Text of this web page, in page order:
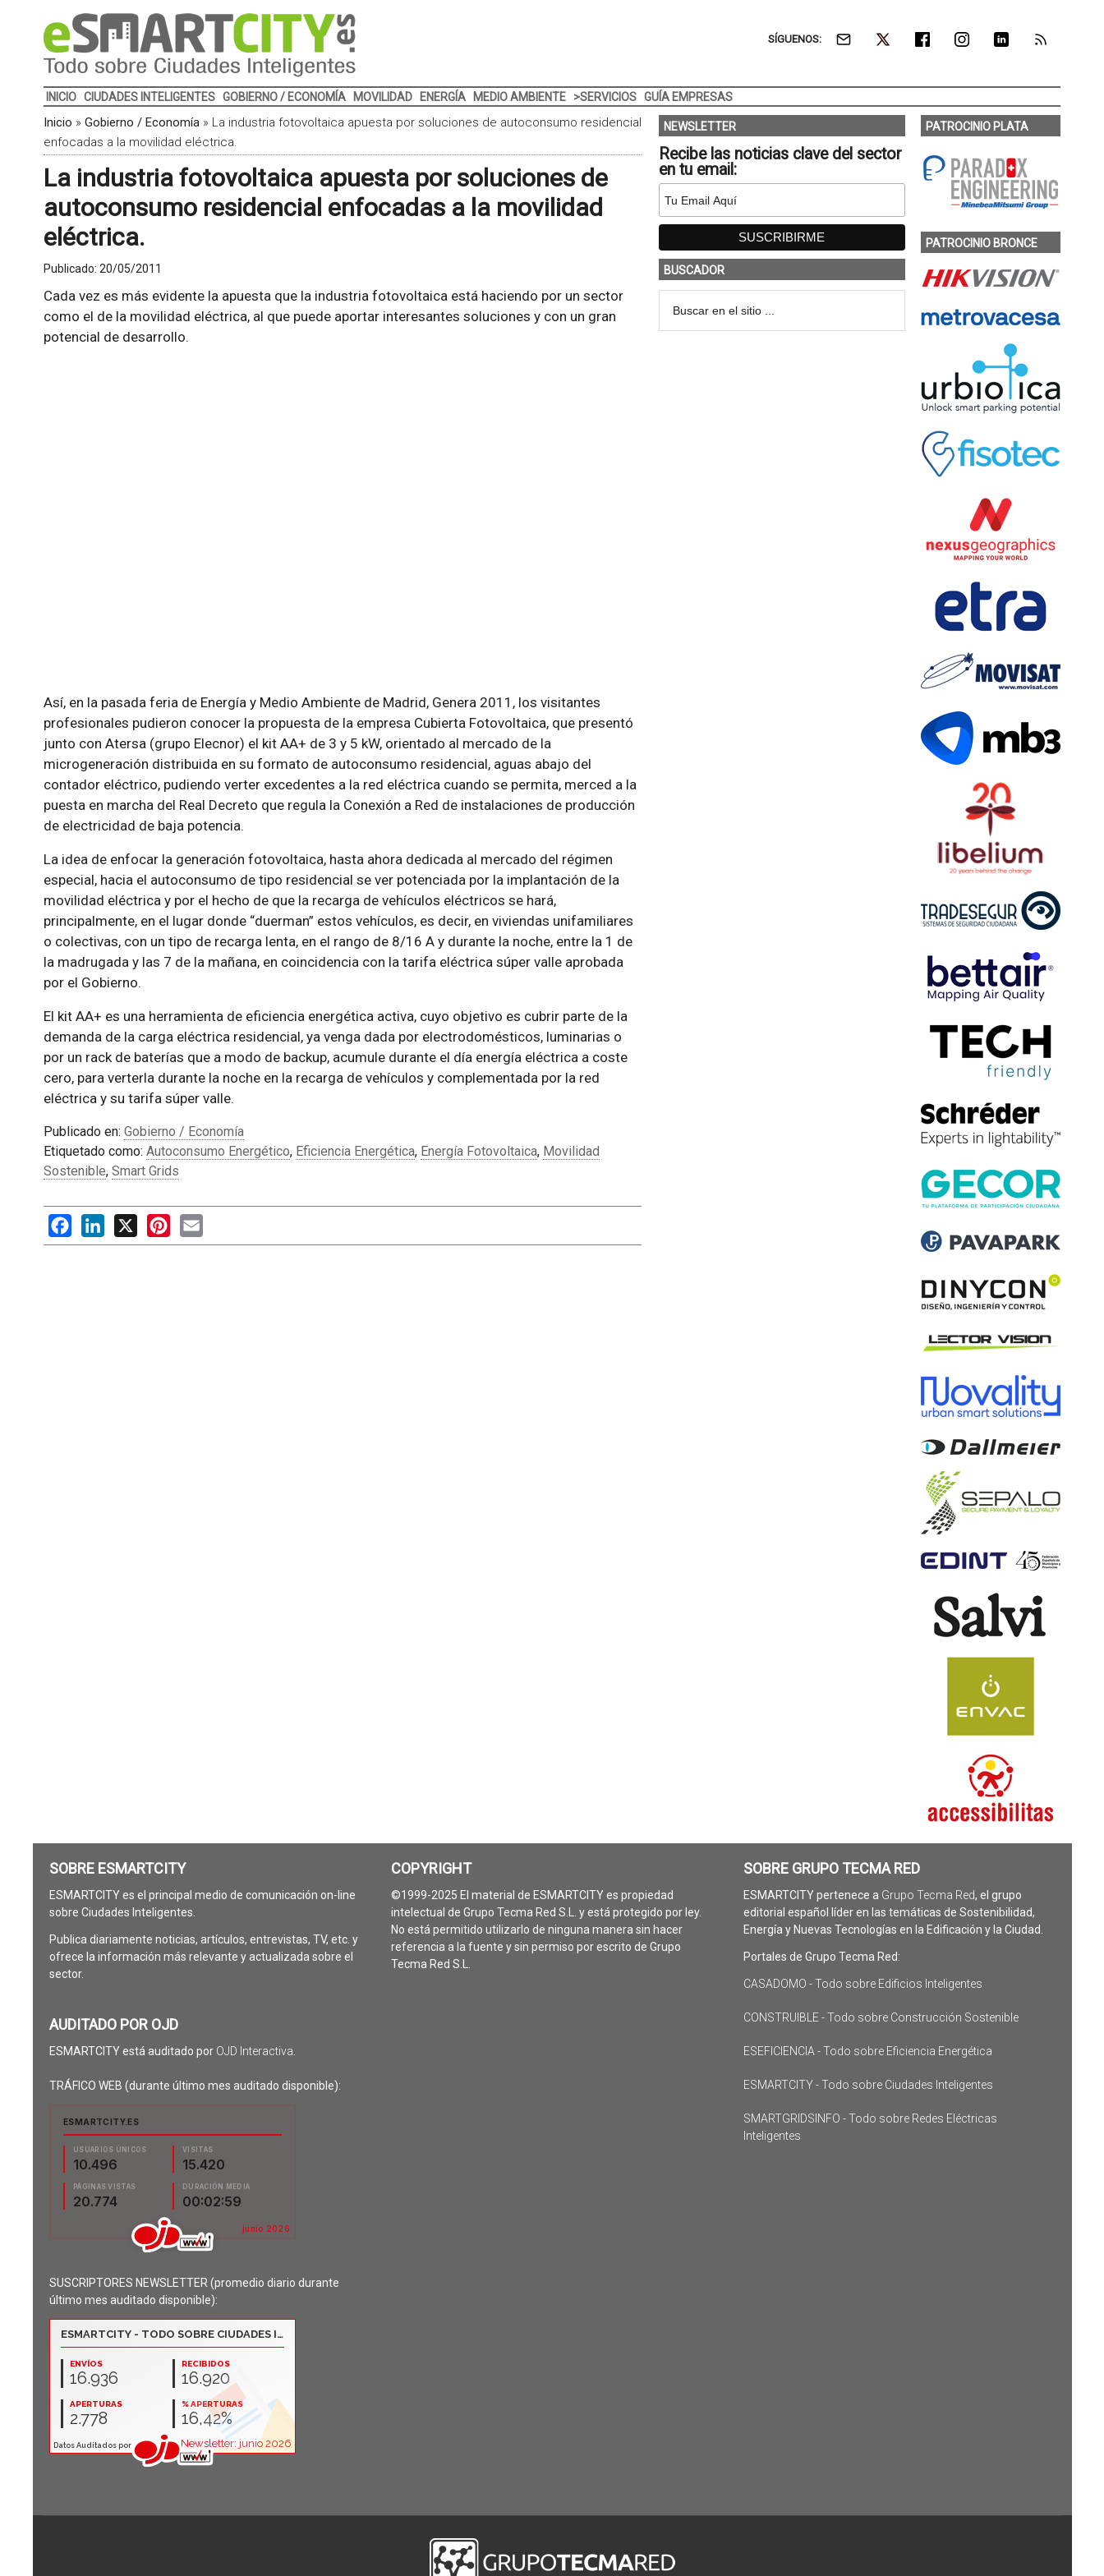
SÍGUENOS:
INICIO CIUDADES INTELIGENTES GOBIERNO / ECONOMÍA MOVILIDAD ENERGÍA MEDIO AMBIENTE >SERVICIOS GUÍA EMPRESAS
Inicio » Gobierno / Economía» La industria fotovoltaica apuesta por soluciones de autoconsumo residencial
enfocadas a la movilidad eléctrica.
La industria fotovoltaica apuesta por soluciones de
autoconsumo residencial enfocadas a la movilidad
eléctrica.
Publicado: 20/05/2011
Cada vez es más evidente la apuesta que la industria fotovoltaica está haciendo por un sector
como el de la movilidad eléctrica, al que puede aportar interesantes soluciones y con un gran
potencial de desarrollo.
Así, en la pasada feria de Energía y Medio Ambiente de Madrid, Genera 2011, los visitantes
profesionales pudieron conocer la propuesta de la empresa Cubierta Fotovoltaica, que presentó
junto con Atersa (grupo Elecnor) el kit AA+ de 3 y 5 kW, orientado al mercado de la
microgeneración distribuida en su formato de autoconsumo residencial, aguas abajo del
contador eléctrico, pudiendo verter excedentes a la red eléctrica cuando se permita, merced a la
puesta en marcha del Real Decreto que regula la Conexión a Red de instalaciones de producción
de electricidad de baja potencia.
La idea de enfocar la generación fotovoltaica, hasta ahora dedicada al mercado del régimen
especial, hacia el autoconsumo de tipo residencial se ver potenciada por la implantación de la
movilidad eléctrica y por el hecho de que la recarga de vehículos eléctricos se hará,
principalmente, en el lugar donde “duerman” estos vehículos, es decir, en viviendas unifamiliares
o colectivas, con un tipo de recarga lenta, en el rango de 8/16 A y durante la noche, entre la 1 de
la madrugada y las 7 de la mañana, en coincidencia con la tarifa eléctrica súper valle aprobada
por el Gobierno.
El kit AA+ es una herramienta de eficiencia energética activa, cuyo objetivo es cubrir parte de la
demanda de la carga eléctrica residencial, ya venga dada por electrodomésticos, luminarias o
por un rack de baterías que a modo de backup, acumule durante el día energía eléctrica a coste
cero, para verterla durante la noche en la recarga de vehículos y complementada por la red
eléctrica y su tarifa súper valle.
Publicado en: Gobierno / Economía
Etiquetado como: Autoconsumo Energético, Eficiencia Energética, Energía Fotovoltaica, Movilidad
Sostenible, Smart Grids
FacebookLinkedIn
X PinterestEmail
NEWSLETTER
Recibe las noticias clave del sector
en tu email:
BUSCADOR
PATROCINIO PLATA
PATROCINIO BRONCE
SOBRE ESMARTCITY
ESMARTCITY es el principal medio de comunicación on-line
sobre Ciudades Inteligentes.
Publica diariamente noticias, artículos, entrevistas, TV, etc. y
ofrece la información más relevante y actualizada sobre el
sector.
AUDITADO POR OJD
ESMARTCITY está auditado por OJD Interactiva
TRÁFICO WEB (durante último mes auditado disponible):
SUSCRIPTORES NEWSLETTER (promedio diario durante
último mes auditado disponible):
COPYRIGHT
©1999-2025 El material de ESMARTCITY es propiedad
intelectual de Grupo Tecma Red S.L. y está protegido por ley.
No está permitido utilizarlo de ninguna manera sin hacer
referencia a la fuente y sin permiso por escrito de Grupo
Tecma Red S.L.
SOBRE GRUPO TECMA RED
ESMARTCITY pertenece a Grupo Tecma Red, el grupo
editorial español líder en las temáticas de Sostenibilidad,
Energía y Nuevas Tecnologías en la Edificación y la Ciudad.
Portales de Grupo Tecma Red:
CASADOMO - Todo sobre Edificios Inteligentes
CONSTRUIBLE - Todo sobre Construcción Sostenible
ESEFICIENCIA - Todo sobre Eficiencia Energética
ESMARTCITY - Todo sobre Ciudades Inteligentes
SMARTGRIDSINFO - Todo sobre Redes Eléctricas
Inteligentes